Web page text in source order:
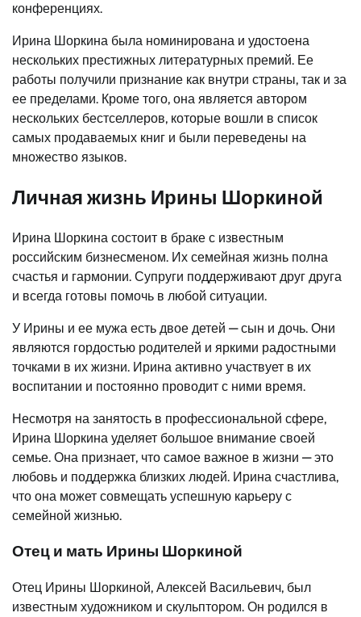
конференциях.
Ирина Шоркина была номинирована и удостоена
нескольких престижных литературных премий. Ее
работы получили признание как внутри страны, так и за
ее пределами. Кроме того, она является автором
нескольких бестселлеров, которые вошли в список
самых продаваемых книг и были переведены на
множество языков.
Личная жизнь Ирины Шоркиной
Ирина Шоркина состоит в браке с известным
российским бизнесменом. Их семейная жизнь полна
счастья и гармонии. Супруги поддерживают друг друга
и всегда готовы помочь в любой ситуации.
У Ирины и ее мужа есть двое детей — сын и дочь. Они
являются гордостью родителей и яркими радостными
точками в их жизни. Ирина активно участвует в их
воспитании и постоянно проводит с ними время.
Несмотря на занятость в профессиональной сфере,
Ирина Шоркина уделяет большое внимание своей
семье. Она признает, что самое важное в жизни — это
любовь и поддержка близких людей. Ирина счастлива,
что она может совмещать успешную карьеру с
семейной жизнью.
Отец и мать Ирины Шоркиной
Отец Ирины Шоркиной, Алексей Васильевич, был
известным художником и скульптором. Он родился в